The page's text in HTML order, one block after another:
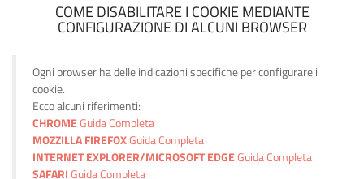
COME DISABILITARE I COOKIE MEDIANTE
CONFIGURAZIONE DI ALCUNI BROWSER
Ogni browser ha delle indicazioni specifiche per configurare i
cookie.
Ecco alcuni riferimenti:
CHROMEGuida Completa
MOZZILLA FIREFOXGuida Completa
INTERNET EXPLORER/MICROSOFT EDGEGuida Completa
SAFARIGuida Completa